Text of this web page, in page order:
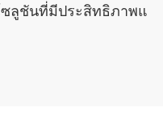
ซลูชันที่มีประสิทธิภาพแ